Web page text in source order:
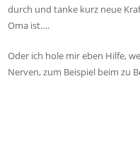
durch und tanke kurz neue
Oma ist….
Oder ich hole mir eben Hilfe,
Nerven, zum Beispiel beim zu